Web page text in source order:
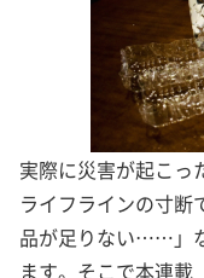
実際に災害が起こっ
ライフラインの寸
品が足りない……」
ます。そこで本連載